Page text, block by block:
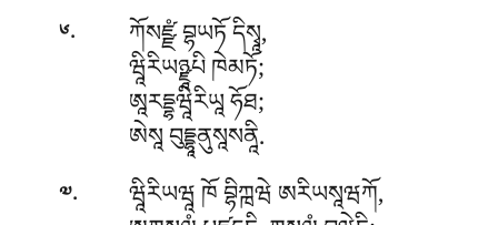
༦. ཀོསཛྫཾབྷཡཏོ དིསྭཱ,
ཝཱིརིཡཉྫཱཔི ཁེམཏོ;
ཨཱརདྡྷཝཱིརིཡཱ ཧོཐ;
ཨེསཱ བུདྡྷཱནུསཱསནཱི.
༧. ཝཱིརིཡཝཱཁོ བྷིཀྑཝེ ཨརིཡསཱཝཀོ,